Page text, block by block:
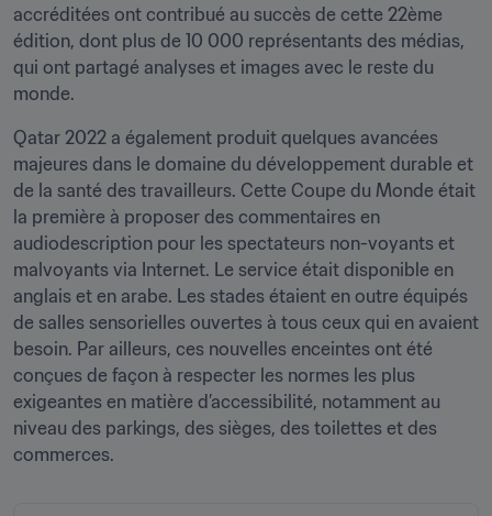
accréditées ont contribué au succès de cette 22ème
édition, dont plus de 10 000 représentants des médias,
qui ont partagé analyses et images avec le reste du
monde.
Qatar 2022 a également produit quelques avancées
majeures dans le domaine du développement durable et
de la santé des travailleurs. Cette Coupe du Monde était
la première à proposer des commentaires en
audiodescription pour les spectateurs non-voyants et
malvoyants via Internet. Le service était disponible en
anglais et en arabe. Les stades étaient en outre équipés
de salles sensorielles ouvertes à tous ceux qui en avaient
besoin. Par ailleurs, ces nouvelles enceintes ont été
conçues de façon à respecter les normes les plus
exigeantes en matière d’accessibilité, notamment au
niveau des parkings, des sièges, des toilettes et des
commerces.